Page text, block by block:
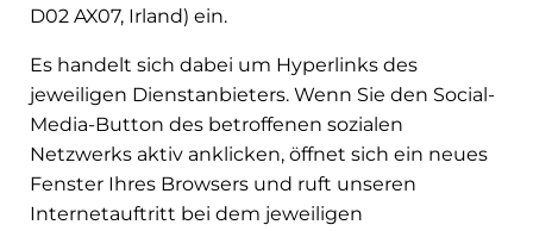
D02 AX07, Irland) ein.
Es handelt sich dabei um Hyperlinks des
jeweiligen Dienstanbieters. Wenn Sie den Social-
Media-Button des betroffenen sozialen
Netzwerks aktiv anklicken, öffnet sich ein neues
Fenster Ihres Browsers und ruft unseren
Internetauftritt bei dem jeweiligen